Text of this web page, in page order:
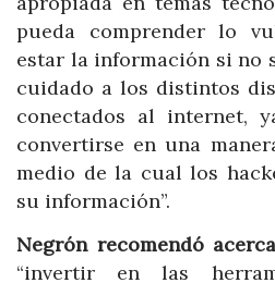
pueda comprender lo
estar la información si no
cuidado a los distintos
conectados al internet,
convertirse en una
medio de la cual los
su información”.
Negrón recomendó
“invertir en las